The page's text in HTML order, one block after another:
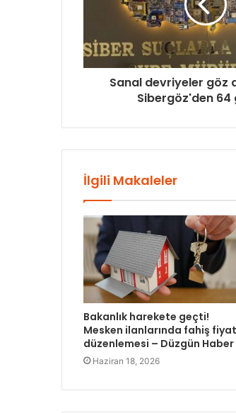
Sanal devriyeler göz
Sibergöz'den 64
İlgili Makaleler
Bakanlık harekete geçti!
Mesken ilanlarında fahiş fiyat
düzenlemesi – Düzgün Haber
Haziran 18, 2026